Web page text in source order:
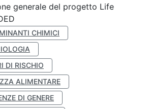
generale del progetto Life
CHIMICI
DI RISCHIO
ALIMENTARE
DI GENERE